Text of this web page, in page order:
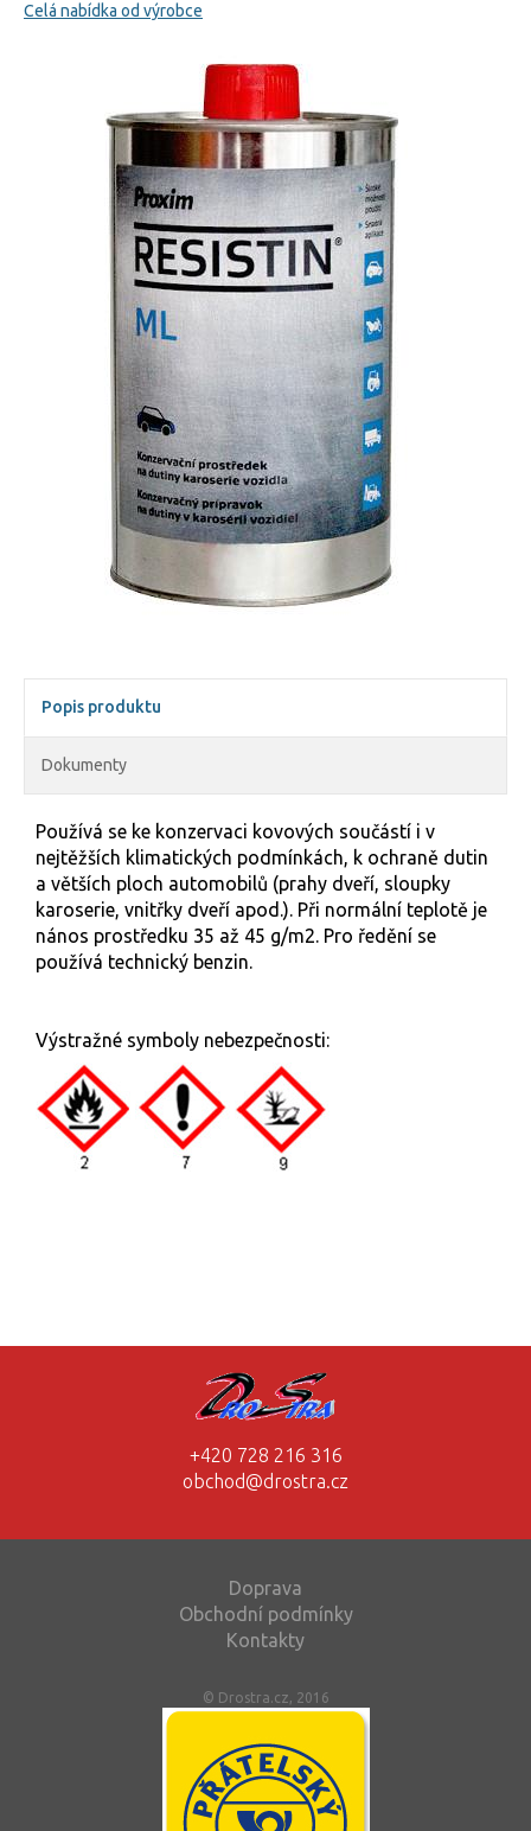
Celá nabídka od výrobce
Popis produktu
Dokumenty
Používá se ke konzervaci kovových součástí i v
nejtěžších klimatických podmínkách, k ochraně dutin
a větších ploch automobilů (prahy dveří, sloupky
karoserie, vnitřky dveří apod.). Při normální teplotě je
nános prostředku 35 až 45 g/m2. Pro ředění se
používá technický benzin.
Výstražné symboly nebezpečnosti:
+420 728 216 316
obchod@drostra.cz
Doprava
Obchodní podmínky
Kontakty
© Drostra.cz, 2016